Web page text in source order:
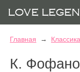
Главная → Классика
К.